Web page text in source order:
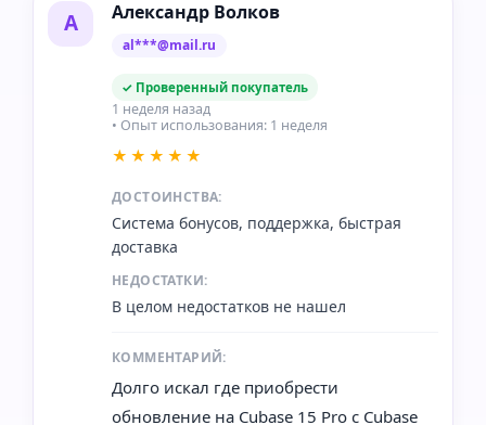
А Александр Волков
al***@mail.ru
✓ Проверенный покупатель
1 неделя назад
• Опыт использования: 1 неделя
★★★★★
ДОСТОИНСТВА:
Система бонусов, поддержка, быстрая
доставка
НЕДОСТАТКИ:
В целом недостатков не нашел
КОММЕНТАРИЙ:
Долго искал где приобрести
обновление на Cubase 15 Pro с Cubase